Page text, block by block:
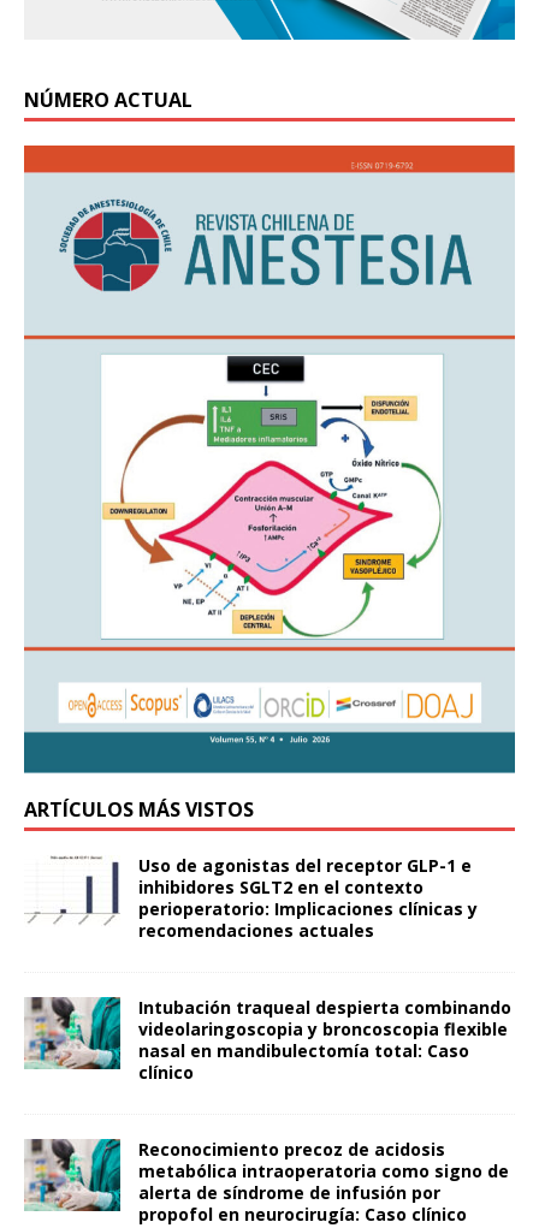
NÚMERO ACTUAL
ARTÍCULOS MÁS VISTOS
Uso de agonistas del receptor GLP-1 e
inhibidores SGLT2 en el contexto
perioperatorio: Implicaciones clínicas y
recomendaciones actuales
Intubación traqueal despierta combinando
videolaringoscopia y broncoscopia flexible
nasal en mandibulectomía total: Caso
clínico
Reconocimiento precoz de acidosis
metabólica intraoperatoria como signo de
alerta de síndrome de infusión por
propofol en neurocirugía: Caso clínico